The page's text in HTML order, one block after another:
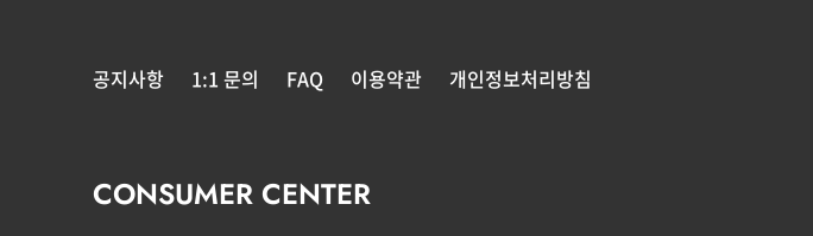
공지사항 1:1 문의 FAQ 이용약관 개인정보처리방침
CONSUMER CENTER